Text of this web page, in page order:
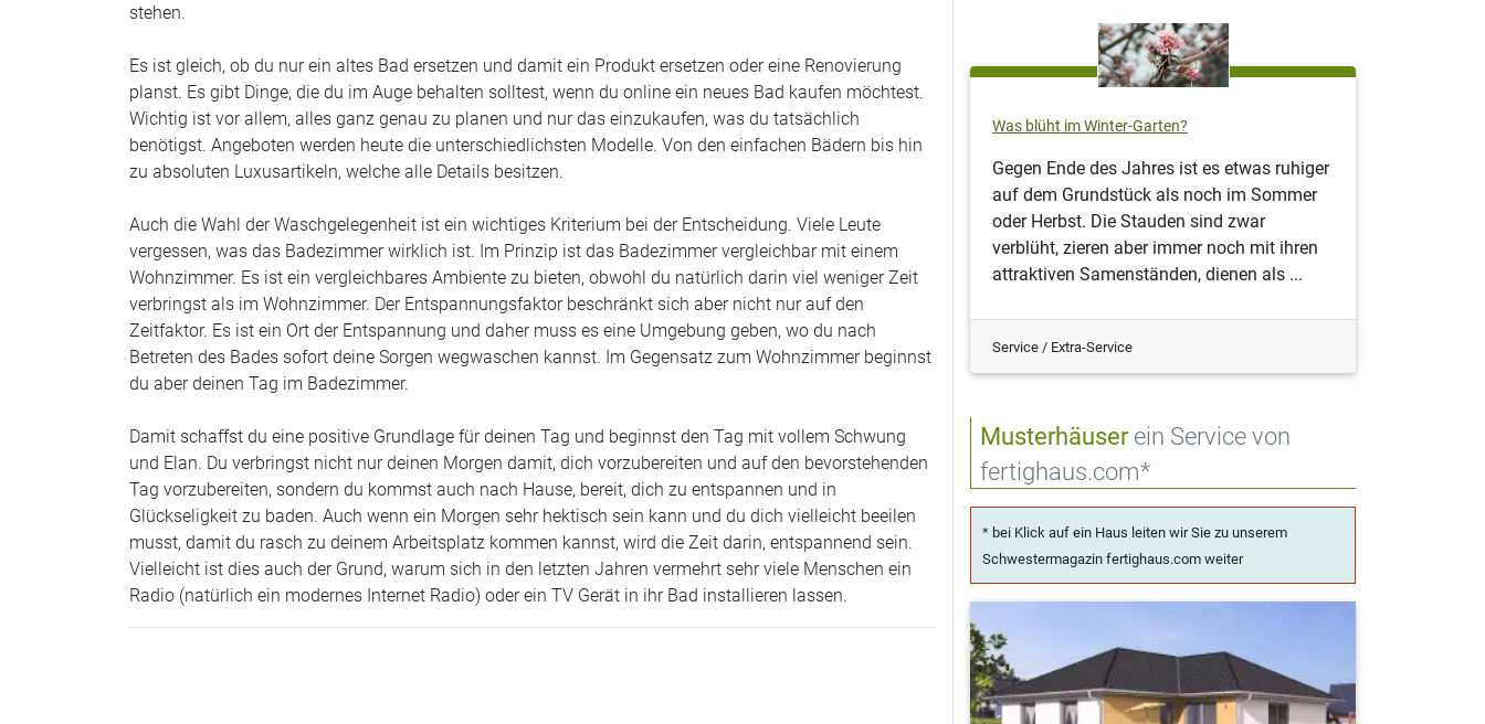
stehen.
Es ist gleich, ob du nur ein altes Bad ersetzen und damit ein Produkt ersetzen oder eine Renovierung
planst. Es gibt Dinge, die du im Auge behalten solltest, wenn du online ein neues Bad kaufen möchtest.
Wichtig ist vor allem, alles ganz genau zu planen und nur das einzukaufen, was du tatsächlich
benötigst. Angeboten werden heute die unterschiedlichsten Modelle. Von den einfachen Bädern bis hin
zu absoluten Luxusartikeln, welche alle Details besitzen.
Auch die Wahl der Waschgelegenheit ist ein wichtiges Kriterium bei der Entscheidung. Viele Leute
vergessen, was das Badezimmer wirklich ist. Im Prinzip ist das Badezimmer vergleichbar mit einem
Wohnzimmer. Es ist ein vergleichbares Ambiente zu bieten, obwohl du natürlich darin viel weniger Zeit
verbringst als im Wohnzimmer. Der Entspannungsfaktor beschränkt sich aber nicht nur auf den
Zeitfaktor. Es ist ein Ort der Entspannung und daher muss es eine Umgebung geben, wo du nach
Betreten des Bades sofort deine Sorgen wegwaschen kannst. Im Gegensatz zum Wohnzimmer beginnst
du aber deinen Tag im Badezimmer.
Damit schaffst du eine positive Grundlage für deinen Tag und beginnst den Tag mit vollem Schwung
und Elan. Du verbringst nicht nur deinen Morgen damit, dich vorzubereiten und auf den bevorstehenden
Tag vorzubereiten, sondern du kommst auch nach Hause, bereit, dich zu entspannen und in
Glückseligkeit zu baden. Auch wenn ein Morgen sehr hektisch sein kann und du dich vielleicht beeilen
musst, damit du rasch zu deinem Arbeitsplatz kommen kannst, wird die Zeit darin, entspannend sein.
Vielleicht ist dies auch der Grund, warum sich in den letzten Jahren vermehrt sehr viele Menschen ein
Radio (natürlich ein modernes Internet Radio) oder ein TV Gerät in ihr Bad installieren lassen.
Was blüht im Winter-Garten?
Gegen Ende des Jahres ist es etwas ruhiger
auf dem Grundstück als noch im Sommer
oder Herbst. Die Stauden sind zwar
verblüht, zieren aber immer noch mit ihren
attraktiven Samenständen, dienen als ...
Service / Extra-Service
Musterhäuser ein Service von
fertighaus.com*
* bei Klick auf ein Haus leiten wir Sie zu unserem
Schwestermagazin fertighaus.com weiter